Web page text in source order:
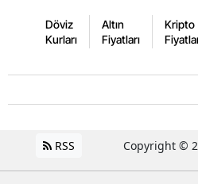
Döviz
Kurları
Altın
Fiyatları
Kripto
RSS Copyright ©